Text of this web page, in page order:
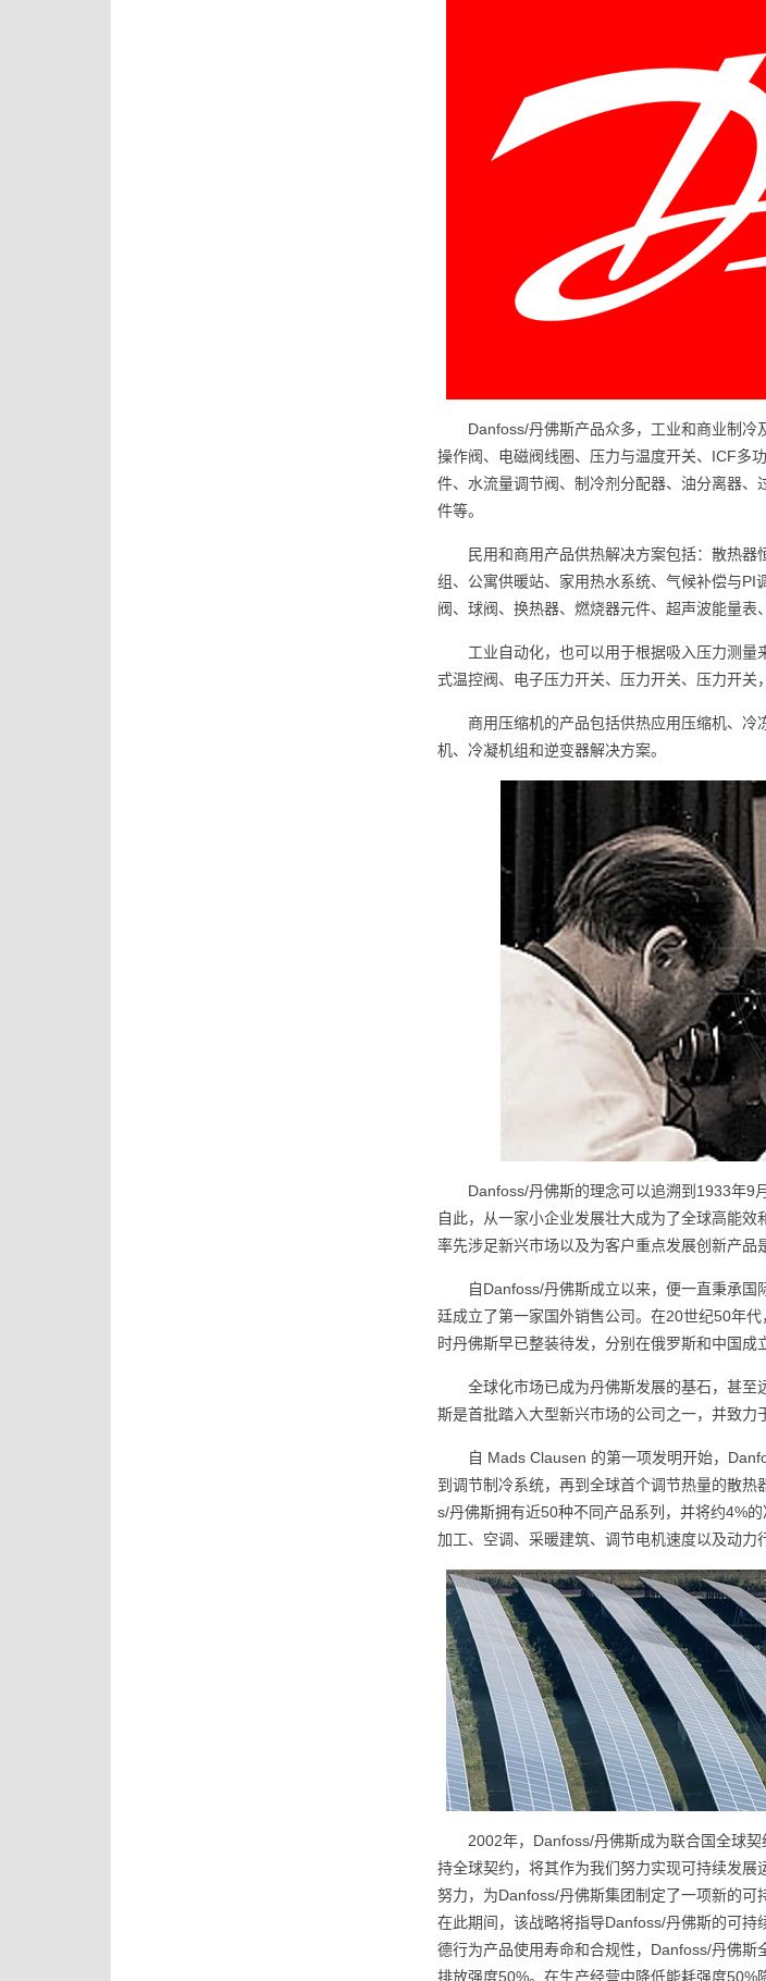
Danfoss/丹佛斯产品众多，工业和商业制
操作阀、电磁阀线圈、压力与温度开关、ICF多
件、水流量调节阀、制冷剂分配器、油分离器
件等。
民用和商用产品供热解决方案包括：散热
组、公寓供暖站、家用热水系统、气候补偿与PI
阀、球阀、换热器、燃烧器元件、超声波能量表
工业自动化，也可以用于根据吸入压力测
式温控阀、电子压力开关、压力开关、压力开关
商用压缩机的产品包括供热应用压缩机、
机、冷凝机组和逆变器解决方案。
Danfoss/丹佛斯的理念可以追溯到1933年9
自此，从一家小企业发展壮大成为了全球高能
率先涉足新兴市场以及为客户重点发展创新产品
自Danfoss/丹佛斯成立以来，便一直秉承
廷成立了第一家国外销售公司。在20世纪50年
时丹佛斯早已整装待发，分别在俄罗斯和中国成
全球化市场已成为丹佛斯发展的基石，甚
斯是首批踏入大型新兴市场的公司之一，并致力
自 Mads Clausen 的第一项发明开始，
到调节制冷系统，再到全球首个调节热量的散
s/丹佛斯拥有近50种不同产品系列，并将约4%
加工、空调、采暖建筑、调节电机速度以及动力
2002年，Danfoss/丹佛斯成为联合国全球
持全球契约，将其作为我们努力实现可持续发
努力，为Danfoss/丹佛斯集团制定了一项新的可
在此期间，该战略将指导Danfoss/丹佛斯的可
德行为产品使用寿命和合规性，Danfoss/丹佛
排放强度50%。在生产经营中降低能耗强度